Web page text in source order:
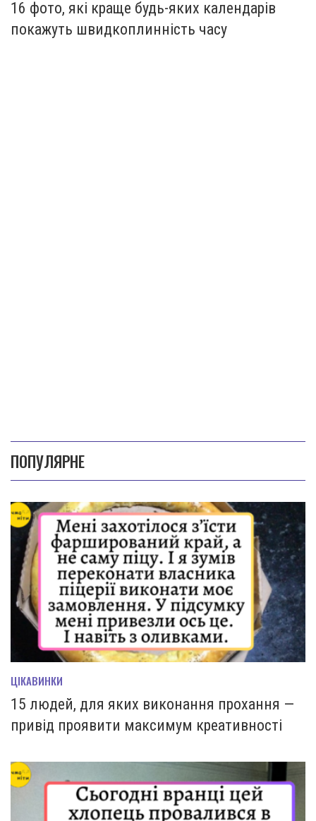
16 фото, які краще будь-яких календарів
покажуть швидкоплинність часу
ПОПУЛЯРНЕ
ЦІКАВИНКИ
15 людей, для яких виконання прохання —
привід проявити максимум креативності